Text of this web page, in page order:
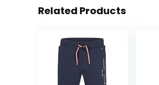
Related Products